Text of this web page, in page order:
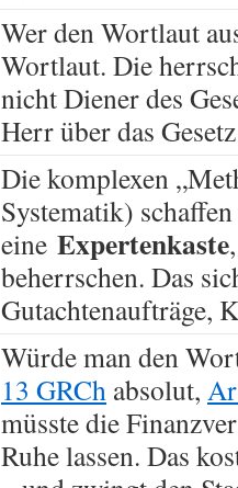
Wer den Wortlaut
Wortlaut. Die
nicht Diener des
Herr über das
Die komplexen
Systematik) schaffen
eine Expertenkaste
beherrschen. Das
Gutachtenaufträge,
Würde man den
13 GRCh absolut,
müsste die
Ruhe lassen. Das